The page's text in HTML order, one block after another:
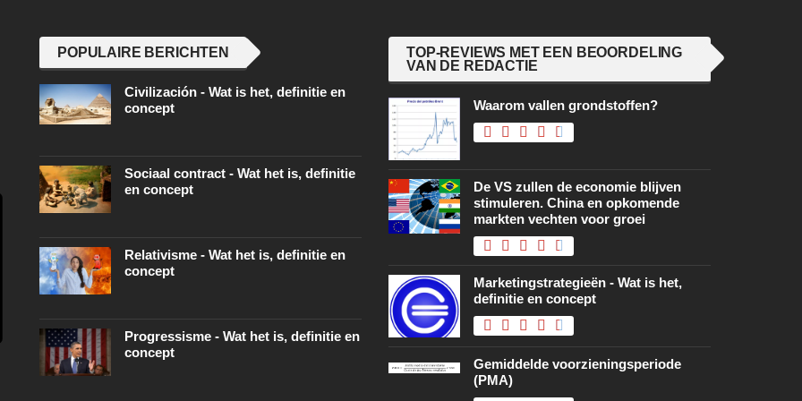
POPULAIRE BERICHTEN
Civilización - Wat is het, definitie en
concept
Sociaal contract - Wat het is, definitie
en concept
Relativisme - Wat het is, definitie en
concept
Progressisme - Wat het is, definitie en
concept
TOP-REVIEWS MET EEN BEOORDELING
VAN DE REDACTIE
Waarom vallen grondstoffen?
De VS zullen de economie blijven
stimuleren. China en opkomende
markten vechten voor groei
Marketingstrategieën - Wat is het,
definitie en concept
Gemiddelde voorzieningsperiode
(PMA)